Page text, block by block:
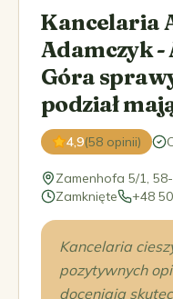
️Kancelaria
Adamczyk -
Góra
podział
4,9(58 opinii)
Zamenhofa 5/1,
Zamknięte
+48
Kancelaria
pozytywnych
doceniają